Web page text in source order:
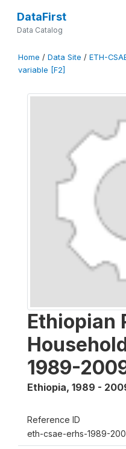
DataFirst
Data Catalog
Home / Data Site / ETH-
variable [F2]
Ethiopian
1989-
Ethiopia, 1989 -
Reference ID
eth-csae-erhs-1989-